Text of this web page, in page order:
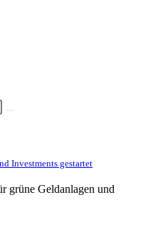
Investments gestartet